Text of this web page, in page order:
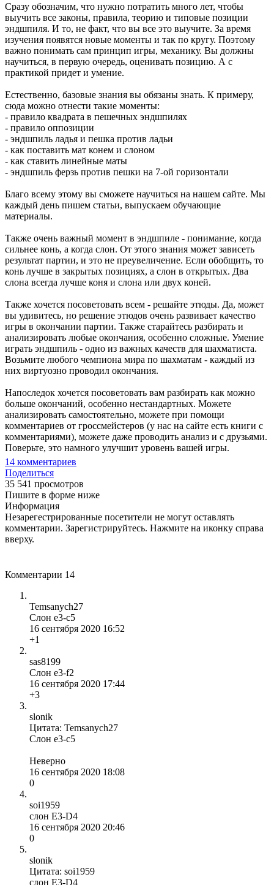
Сразу обозначим, что нужно потратить много лет, чтобы
выучить все законы, правила, теорию и типовые позиции
эндшпиля. И то, не факт, что вы все это выучите. За время
изучения появятся новые моменты и так по кругу. Поэтому
важно понимать сам принцип игры, механику. Вы должны
научиться, в первую очередь, оценивать позицию. А с
практикой придет и умение.
Естественно, базовые знания вы обязаны знать. К примеру,
сюда можно отнести такие моменты:
- правило квадрата в пешечных эндшпилях
- правило оппозиции
- эндшпиль ладья и пешка против ладьи
- как поставить мат конем и слоном
- как ставить линейные маты
- эндшпиль ферзь против пешки на 7-ой горизонтали
Благо всему этому вы сможете научиться на нашем сайте. Мы
каждый день пишем статьи, выпускаем обучающие
материалы.
Также очень важный момент в эндшпиле - понимание, когда
сильнее конь, а когда слон. От этого знания может зависеть
результат партии, и это не преувеличение. Если обобщить, то
конь лучше в закрытых позициях, а слон в открытых. Два
слона всегда лучше коня и слона или двух коней.
Также хочется посоветовать всем - решайте этюды. Да, может
вы удивитесь, но решение этюдов очень развивает качество
игры в окончании партии. Также старайтесь разбирать и
анализировать любые окончания, особенно сложные. Умение
играть эндшпиль - одно из важных качеств для шахматиста.
Возьмите любого чемпиона мира по шахматам - каждый из
них виртуозно проводил окончания.
Напоследок хочется посоветовать вам разбирать как можно
больше окончаний, особенно нестандартных. Можете
анализировать самостоятельно, можете при помощи
комментариев от гроссмейстеров (у нас на сайте есть книги с
комментариями), можете даже проводить анализ и с друзьями.
Поверьте, это намного улучшит уровень вашей игры.
14 комментариев
Поделиться
35 541 просмотров
Пишите в форме ниже
Информация
Незарегестрированные посетители не могут оставлять
комментарии. Зарегистрируйтесь. Нажмите на иконку справа
вверху.
Комментарии 14
Temsanych27
Слон е3-с5
16 сентября 2020 16:52
+1
sas8199
Слон e3-f2
16 сентября 2020 17:44
+3
slonik
Цитата: Temsanych27
Слон е3-с5
Неверно
16 сентября 2020 18:08
0
soi1959
слон E3-D4
16 сентября 2020 20:46
0
slonik
Цитата: soi1959
слон E3-D4